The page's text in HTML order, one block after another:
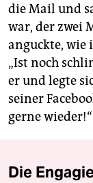
die Mail und
war, der zwei
anguckte, wie
„Ist noch
er und legte
seiner
gerne wieder!“
Die